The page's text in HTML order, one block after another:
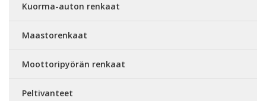
Kuorma-auton renkaat
Maastorenkaat
Moottoripyörän renkaat
Peltivanteet